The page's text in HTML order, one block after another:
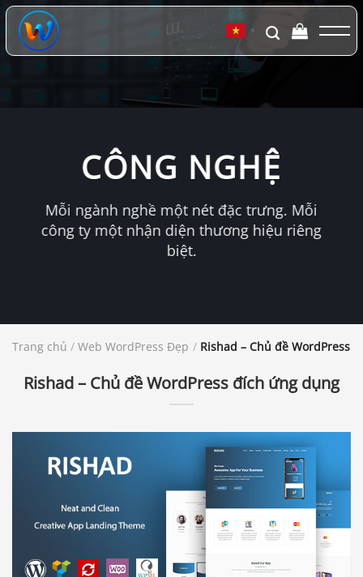
Chuyển
đến
dung
▼
CÔNG NGHỆ
Mỗi ngành nghề một nét đặc trưng. Mỗi
công ty một nhận diện thương hiệu riêng
biệt.
Trang chủ / Web WordPress Đẹp / Rishad – Chủ đề WordPress
Rishad – Chủ đề WordPress đích ứng dụng